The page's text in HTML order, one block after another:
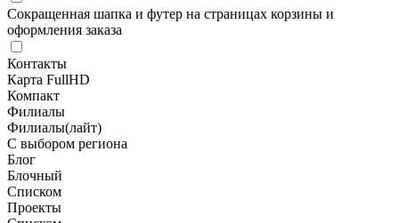
Сокращенная шапка и футер на страницах корзины и
оформления заказа
Контакты
Карта FullHD
Компакт
Филиалы
Филиалы(лайт)
С выбором региона
Блог
Блочный
Списком
Проекты